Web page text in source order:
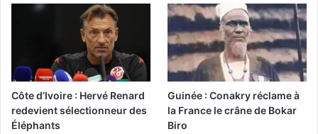
Côte d’Ivoire : Hervé Renard
redevient sélectionneur des
Éléphants
Guinée : Conakry réclame à
la France le crâne de Bokar
Biro